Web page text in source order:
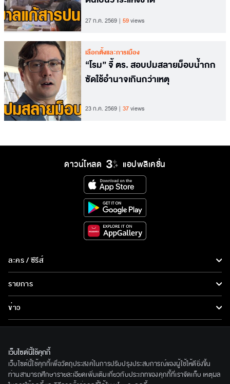
27 ก.ค. 2569 59views
เลือกตั้งและการเมือง
“โรม” จี้ ตร. สอบปมสลายม็อบน้ำกก
ซัดใช้อำนาจเกินกว่าเหตุ
23 ก.ค. 2569 37views
ดาวน์โหลด แอปพลิเคชั่น
ละคร / ซีรีส์
ซีรีส์นานาชาติ
การ์ตูน & เกม
รายการ
ข่าว
ข่าวประชาสัมพันธ์
ทีวีออนไลน์
เกี่ยวกับเรา
BEC World
ติดตามเราได้ที่
เว็บไซต์นี้ใช้คุกกี้
เว็บไซต์นี้ใช้คุกกี้เพื่อวัตถุประสงค์ในการปรับปรุงประสบการณ์ของผู้ใช้ให้ดียิ่งขึ้น
ท่านสามารถศึกษารายละเอียดเพิ่มเติมเกี่ยวกับประเภทของคุกกี้ที่เราจัดเก็บ เหตุผล